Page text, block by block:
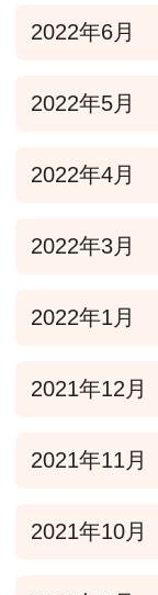
2022年6月
2022年5月
2022年4月
2022年3月
2022年1月
2021年12月
2021年11月
2021年10月